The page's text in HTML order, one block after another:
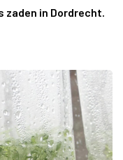
zaden in Dordrecht.